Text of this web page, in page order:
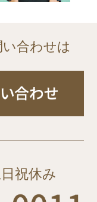
合わせは
祝休み